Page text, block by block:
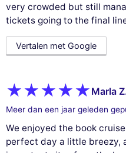
very crowded but still
tickets going to the final
Vertalen met Google
Marla
Meer dan een jaar geleden
We enjoyed the book
perfect day a little breezy,